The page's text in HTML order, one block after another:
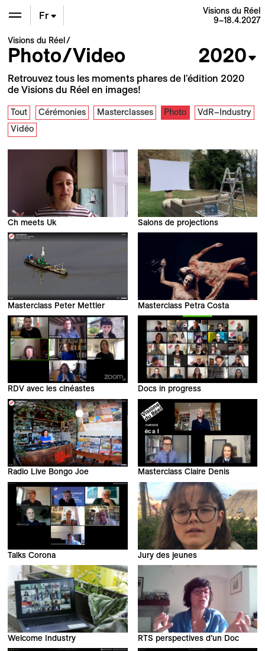
En
De
Fr
Visions du Réel
9–18.4.2027
Visions du Réel
Photo/Video 2020
Retrouvez tous les moments phares de l'édition 2020
de Visions du Réel en images!
Tout Cérémonies Masterclasses Photo
VdR–Industry
Vidéo
Ch meets Uk Salons de projections
Masterclass Peter Mettler Masterclass Petra Costa
RDV avec les cinéastes Docs in progress
Radio Live Bongo Joe Masterclass Claire Denis
Talks Corona Jury des jeunes
Welcome Industry RTS perspectives d’un Doc